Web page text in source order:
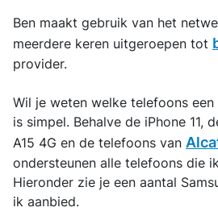
Ben maakt gebruik van het
meerdere keren uitgeroepen tot
provider.
Wil je weten welke telefoons
is simpel. Behalve de iPhone 11,
A15 4G en de telefoons van
ondersteunen alle telefoons die
Hieronder zie je een aantal
ik aanbied.